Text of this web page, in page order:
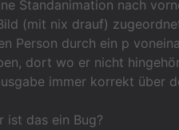
Standanimation nach
(mit nix drauf)
Person durch ein p
dort wo er nicht
immer korrekt über
ist das ein Bug?